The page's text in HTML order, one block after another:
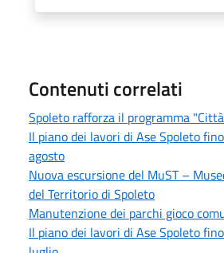
Contenuti correlati
Spoleto rafforza il programma
Il piano dei lavori di Ase Spoleto
agosto
Nuova escursione del MuST –
del Territorio di Spoleto
Manutenzione dei parchi gioco
Il piano dei lavori di Ase Spoleto